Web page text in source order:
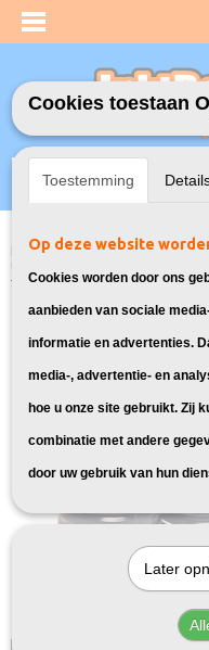
Inloggen Registreren
Home>Inktflessen>
Cookies toestaan
Toestemming
Op deze website
Cookies worden door ons
aanbieden van sociale
informatie en advertenties.
media-, advertentie- en
hoe u onze site gebruikt. Zij
combinatie met andere
door uw gebruik van hun
Later